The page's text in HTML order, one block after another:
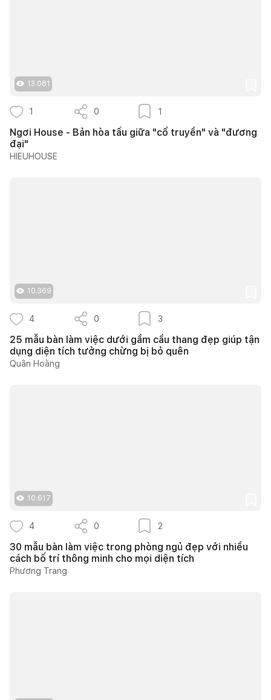
13.081
1 0 1
Ngơi House - Bản hòa tấu giữa "cổ truyền" và "đương
đại"
HIEUHOUSE
10.369
4 0 3
25 mẫu bàn làm việc dưới gầm cầu thang đẹp giúp tận
dụng diện tích tưởng chừng bị bỏ quên
Quân Hoàng
10.617
4 0 2
30 mẫu bàn làm việc trong phòng ngủ đẹp với nhiều
cách bố trí thông minh cho mọi diện tích
Phương Trang